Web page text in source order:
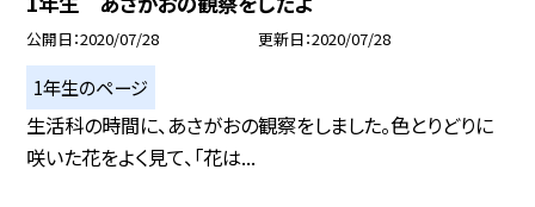
公開日 2020/07/28 更新日 2020/07/28
1年生のページ
生活科の時間に、あさがおの観察をしました。色とりどりに
咲いた花をよく見て、「花は...